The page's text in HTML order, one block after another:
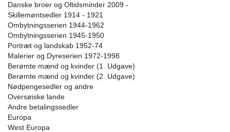
Danske broer og Oltidsminder 2009 -
Skillemøntsedler 1914 - 1921
Ombytningsserien 1944-1962
Ombytningsserien 1945-1950
Portræt og landskab 1952-74
Malerier og Dyreserien 1972-1998
Berømte mænd og kvinder (1. Udgave)
Berømte mænd og kvinder (2. Udgave)
Nødpengesedler og andre
Oversøiske lande
Andre betalingssedler
Europa
West Europa